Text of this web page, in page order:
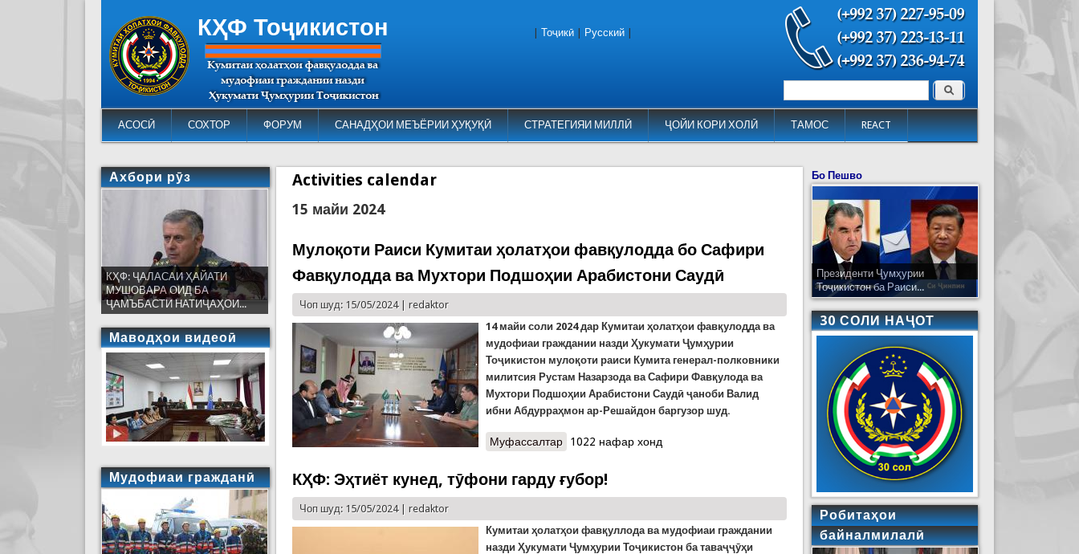
КҲФ Тоҷикистон
АСОСӢ СОХТОР ФОРУМ САНАДҲОИ МЕЪЁРИИ ҲУҚУҚӢ СТРАТЕГИЯИ МИЛЛӢ ҶОЙИ КОРИ ХОЛӢ ТАМОС REACT
Форма поиска Поиск
Тоҷикӣ Русский
Activities calendar
15 майи 2024
Мулоқоти Раиси Кумитаи ҳолатҳои фавқулодда бо Сафири
Фавқулодда ва Мухтори Подшоҳии Арабистони Саудӣ
Чоп шуд: 15/05/2024 |redaktor
14 майи соли 2024 дар Кумитаи ҳолатҳои фавқулодда ва
мудофиаи граждании назди Ҳукумати Ҷумҳурии
Тоҷикистон мулоқоти раиси Кумита генерал-полковники
милитсия Рустам Назарзода ва Сафири Фавқулода ва
Мухтори Подшоҳии Арабистони Саудӣ ҷаноби Валид
ибни Абдурраҳмон ар-Решайдон баргузор шуд.
Муфассалтар о Мулоқоти Раиси Кумитаи ҳолатҳои фавқулодда бо Сафири Фавқулодда ва
1022 нафар хонд
КҲФ: Эҳтиёт кунед, тӯфони гарду ғубор!
Чоп шуд: 15/05/2024 |redaktor
Кумитаи ҳолатҳои фавқуллода ва мудофиаи граждании
назди Ҳукумати Ҷумҳурии Тоҷикистон ба таваҷҷӯҳи
Ахбори рӯз
КҲФ: ҶАЛАСАИ ҲАЙАТИ
МУШОВАРА ОИД БА
ҶАМЪБАСТИ НАТИҶАҲОИ...
Маводҳои видеоӣ
Мудофиаи гражданӣ
Бо Пешво
Президенти Ҷумҳурии
Тоҷикистон ба Раиси...
30 СОЛИ НАҶОТ
Робитаҳои
байналмилалӣ